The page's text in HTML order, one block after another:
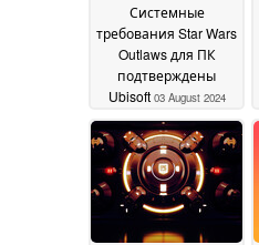
Системные
требования Star Wars
Outlaws для ПК
подтверждены
Ubisoft 03 August 2024